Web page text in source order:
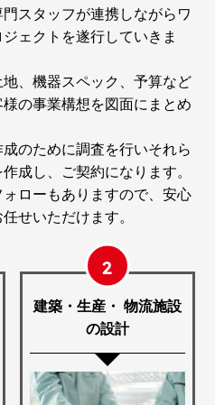
スタッフが連携しながらワ
ェクトを遂行していきま
、機器スペック、予算など
の事業構想を図面にまとめ
のために調査を行いそれら
成し、ご契約になります。
ローもありますので、安心
せいただけます。
2
建築・生産・ 物流施設
の設計